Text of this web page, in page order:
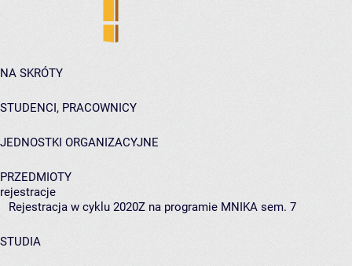
NA SKRÓTY
STUDENCI, PRACOWNICY
JEDNOSTKI ORGANIZACYJNE
PRZEDMIOTY
rejestracje
Rejestracja w cyklu 2020Z na programie MNIKA sem. 7
STUDIA